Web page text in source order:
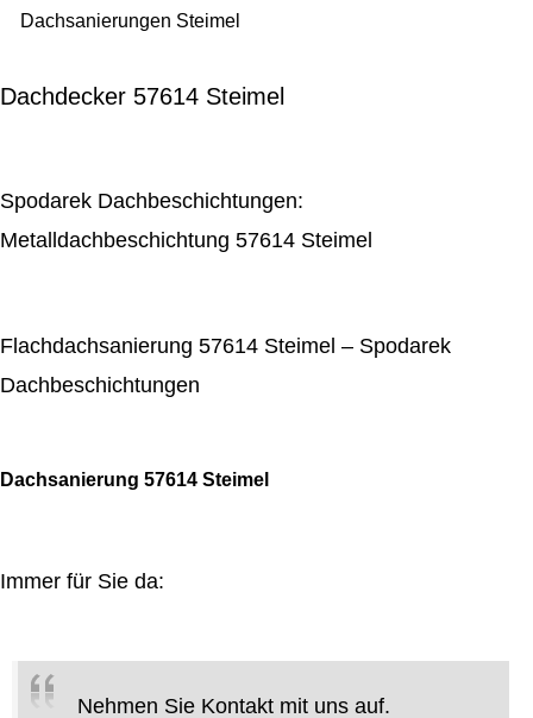
Dachsanierungen Steimel
Dachdecker 57614 Steimel
Spodarek Dachbeschichtungen:
Metalldachbeschichtung 57614 Steimel
Flachdachsanierung 57614 Steimel – Spodarek
Dachbeschichtungen
Dachsanierung 57614 Steimel
Immer für Sie da:
Nehmen Sie Kontakt mit uns auf.